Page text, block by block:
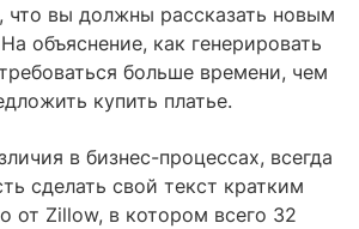
что вы должны рассказать новым
объяснение, как генерировать
больше времени, чем
купить платье.
в бизнес-процессах, всегда
сделать свой текст кратким
от Zillow, в котором всего 32